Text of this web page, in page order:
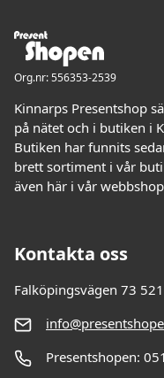
Org.nr: 556353-2539
Kinnarps Presentshop
på nätet och i butiken i
Butiken har funnits
brett sortiment i vår
även här i vår
Kontakta oss
Falköpingsvägen 73
Presentshopen: